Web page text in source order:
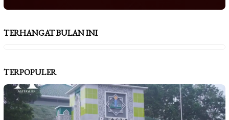
TERHANGAT BULAN INI
TERPOPULER